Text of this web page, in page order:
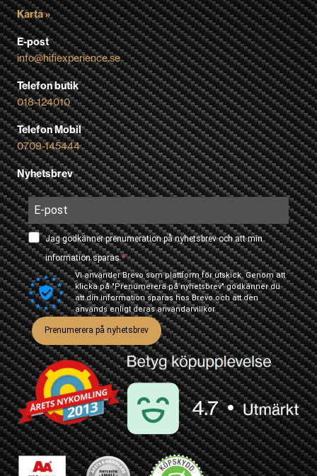
Karta »
E-post
info@hifiexperience.se
Telefon butik
018-124010
Telefon Mobil
0709-145444
Nyhetsbrev
Jag godkänner prenumeration på nyhetsbrev och att min
information sparas.
Vi använder Brevo som plattform för utskick. Genom att
klicka på "Prenumerera på nyhetsbrev" godkänner du
att din information sparas hos Brevo och att den
används enligt derasanvändarvillkor
Prenumerera på nyhetsbrev